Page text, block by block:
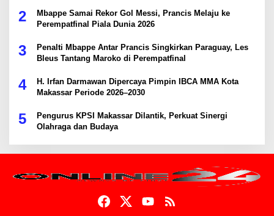
2
Mbappe Samai Rekor Gol Messi, Prancis Melaju ke
Perempatfinal Piala Dunia 2026
3
Penalti Mbappe Antar Prancis Singkirkan Paraguay, Les
Bleus Tantang Maroko di Perempatfinal
4
H. Irfan Darmawan Dipercaya Pimpin IBCA MMA Kota
Makassar Periode 2026–2030
5
Pengurus KPSI Makassar Dilantik, Perkuat Sinergi
Olahraga dan Budaya